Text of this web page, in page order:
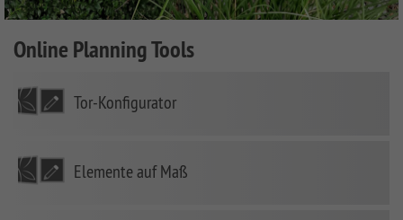
Online Planning Tools
Tor-Konfigurator
Elemente auf Maß